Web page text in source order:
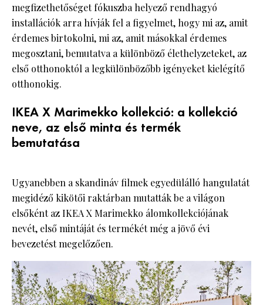
megfizethetőséget fókuszba helyező rendhagyó
installációk arra hívják fel a figyelmet, hogy mi az, amit
érdemes birtokolni, mi az, amit másokkal érdemes
megosztani, bemutatva a különböző élethelyzeteket, az
első otthonoktól a legkülönbözőbb igényeket kielégítő
otthonokig.
IKEA X Marimekko kollekció: a kollekció
neve, az első minta és termék
bemutatása
Ugyanebben a skandináv filmek egyedülálló hangulatát
megidéző kikötői raktárban mutatták be a világon
elsőként az IKEA X Marimekko álomkollekciójának
nevét, első mintáját és termékét még a jövő évi
bevezetést megelőzően.